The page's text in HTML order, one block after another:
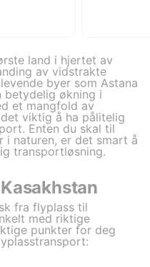
land i hjertet av
av vidstrakte
byer som Astana
betydelig økning i
et mangfold av
viktig å ha pålitelig
Enten du skal til
i naturen, er det smart å
transportløsning.
fra flyplass til
med riktige
punkter for deg